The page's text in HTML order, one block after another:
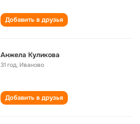
Добавить в друзья
Анжела Куликова
31 год, Иваново
Добавить в друзья